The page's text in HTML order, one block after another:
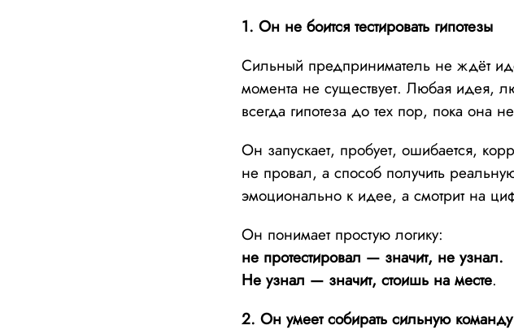
1. Он не боится тестировать гипотезы
Сильный предприниматель не ждёт
момента не существует. Любая идея,
всегда гипотеза до тех пор, пока она
Он запускает, пробует, ошибается,
не провал, а способ получить
эмоционально к идее, а смотрит на
Он понимает простую логику:
не протестировал — значит, не узнал.
Не узнал — значит, стоишь на месте.
2. Он умеет собирать сильную